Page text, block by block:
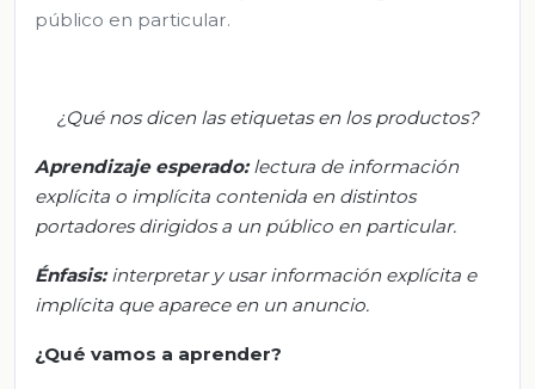
público en particular.
¿Qué nos dicen las etiquetas en los productos?
Aprendizaje esperado: lectura de información
explícita o implícita contenida en distintos
portadores dirigidos a un público en particular.
Énfasis:interpretar y usar información explícita e
implícita que aparece en un anuncio.
¿Qué vamos a aprender?